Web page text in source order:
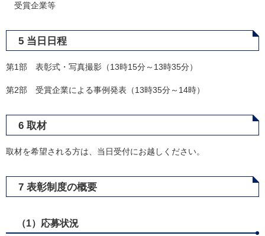
受賞企業等
5 当日日程
第1部 表彰式・写真撮影（13時15分～13時35分）
第2部 受賞企業による事例発表（13時35分～14時）
6 取材
取材を希望される方は、当日受付にお越しください。
7 表彰制度の概要
（1）応募状況